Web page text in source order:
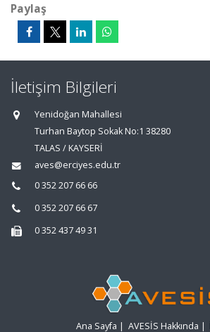
Paylaş
İletişim Bilgileri
Yenidoğan Mahallesi
Turhan Baytop Sokak No:1 38280
TALAS / KAYSERİ
aves@erciyes.edu.tr
0 352 207 66 66
0 352 207 66 67
0 352 437 49 31
Ana Sayfa | AVESİS Hakkında |